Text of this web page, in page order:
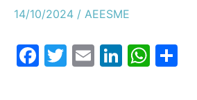
14/10/2024 / AEESME
F
T
E
Li W